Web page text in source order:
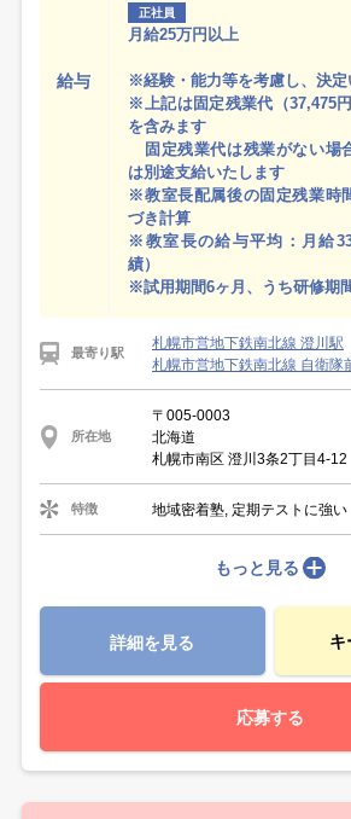
給与
正社員
月給25万円以上
※経験・能力等を考慮し、決定
※上記は固定残業代（37,475円
を含みます
固定残業代は残業がない場
は別途支給いたします
※教室長配属後の固定残業時
づき計算
※教室長の給与平均：月給
績）
※試用期間6ヶ月、うち研修期
最寄り駅
札幌市営地下鉄南北線 澄川駅
札幌市営地下鉄南北線 自衛隊
所在地
〒005-0003
北海道
札幌市南区 澄川3条2丁目4-12
特徴 地域密着塾, 定期テストに強い
もっと見る
詳細を見る キ
応募する